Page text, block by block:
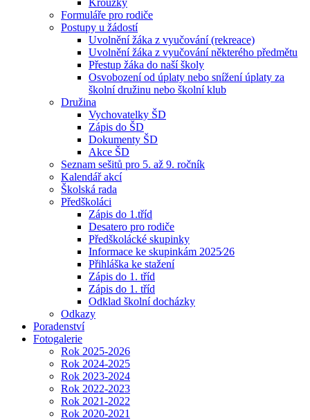
Kroužky
Formuláře pro rodiče
Postupy u žádostí
Uvolnění žáka z vyučování (rekreace)
Uvolnění žáka z vyučování některého předmětu
Přestup žáka do naší školy
Osvobození od úplaty nebo snížení úplaty za
školní družinu nebo školní klub
Družina
Vychovatelky ŠD
Zápis do ŠD
Dokumenty ŠD
Akce ŠD
Seznam sešitů pro 5. až 9. ročník
Kalendář akcí
Školská rada
Předškoláci
Zápis do 1.tříd
Desatero pro rodiče
Předškolácké skupinky
Informace ke skupinkám 2025⁄26
Přihláška ke stažení
Zápis do 1. tříd
Zápis do 1. tříd
Odklad školní docházky
Odkazy
Poradenství
Fotogalerie
Rok 2025-2026
Rok 2024-2025
Rok 2023-2024
Rok 2022-2023
Rok 2021-2022
Rok 2020-2021